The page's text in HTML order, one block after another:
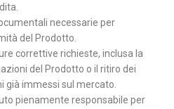
necessarie per
del Prodotto.
correttive richieste, inclusa la
del Prodotto o il ritiro dei
già immessi sul mercato.
pienamente responsabile per